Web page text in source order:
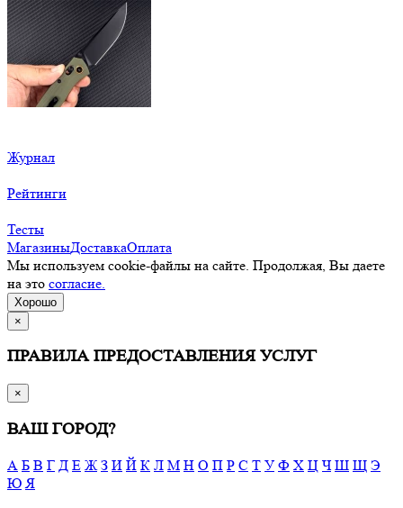
Журнал
Рейтинги
Тесты
МагазиныДоставкаОплата
Мы используем cookie-файлы на сайте. Продолжая, Вы даете
на это согласие.
Хорошо
×
ПРАВИЛА ПРЕДОСТАВЛЕНИЯ УСЛУГ
×
ВАШ ГОРОД?
А Б В Г Д Е Ж З И Й К Л М Н О П Р С Т У Ф Х Ц Ч Ш Щ Э
Ю Я